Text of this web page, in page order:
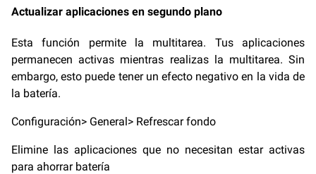
Actualizar aplicaciones en segundo plano
Esta función permite la multitarea. Tus aplicaciones
permanecen activas mientras realizas la multitarea. Sin
embargo, esto puede tener un efecto negativo en la vida de
la batería.
Configuración> General> Refrescar fondo
Elimine las aplicaciones que no necesitan estar activas
para ahorrar batería